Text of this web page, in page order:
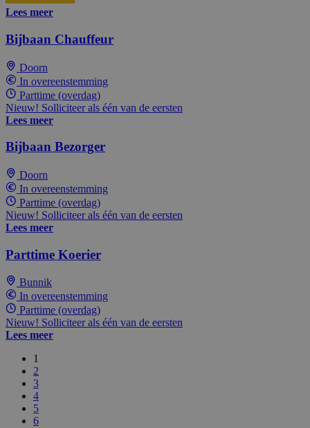
Lees meer
Bijbaan Chauffeur
Doorn
In overeenstemming
Parttime (overdag)
Nieuw! Solliciteer als één van de eersten
Lees meer
Bijbaan Bezorger
Doorn
In overeenstemming
Parttime (overdag)
Nieuw! Solliciteer als één van de eersten
Lees meer
Parttime Koerier
Bunnik
In overeenstemming
Parttime (overdag)
Nieuw! Solliciteer als één van de eersten
Lees meer
1
2
3
4
5
6